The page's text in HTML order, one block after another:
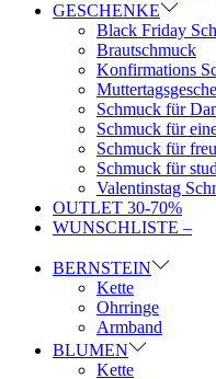
GESCHENKE
Black Friday
Brautschmuck
Konfirmations
Schmuck für
Schmuck für
Schmuck für
Schmuck für
Valentinstag
OUTLET 30-70%
WUNSCHLISTE –
BERNSTEIN
Kette
Ohrringe
Armband
BLUMEN
Kette